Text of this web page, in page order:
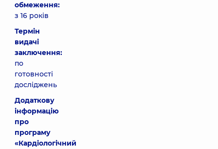
обмеження:
з 16 років
Термін
видачі
заключення:
по
готовності
досліджень
Додаткову
інформацію
про
програму
«Кардіологічний